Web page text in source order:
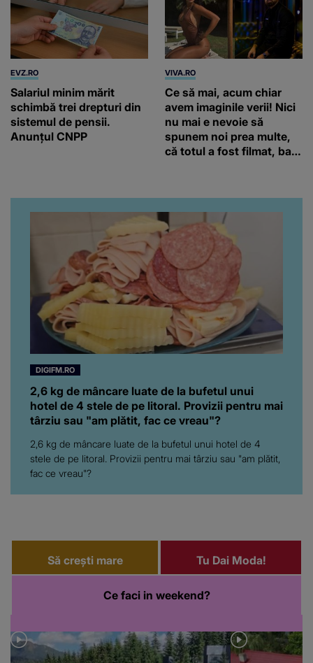
EVZ.RO
Salariul minim mărit
schimbă trei drepturi din
sistemul de pensii.
Anunțul CNPP
VIVA.RO
Ce să mai, acum chiar
avem imaginile verii! Nici
nu mai e nevoie să
spunem noi prea multe,
că totul a fost filmat, ba
da, frumoasa iubită a lui
Florin Ristei e...
DIGIFM.RO
2,6 kg de mâncare luate de la bufetul unui
hotel de 4 stele de pe litoral. Provizii pentru mai
târziu sau "am plătit, fac ce vreau"?
2,6 kg de mâncare luate de la bufetul unui hotel de 4
stele de pe litoral. Provizii pentru mai târziu sau "am plătit,
fac ce vreau"?
Să crești mare Tu Dai Moda!
Ce faci in weekend?